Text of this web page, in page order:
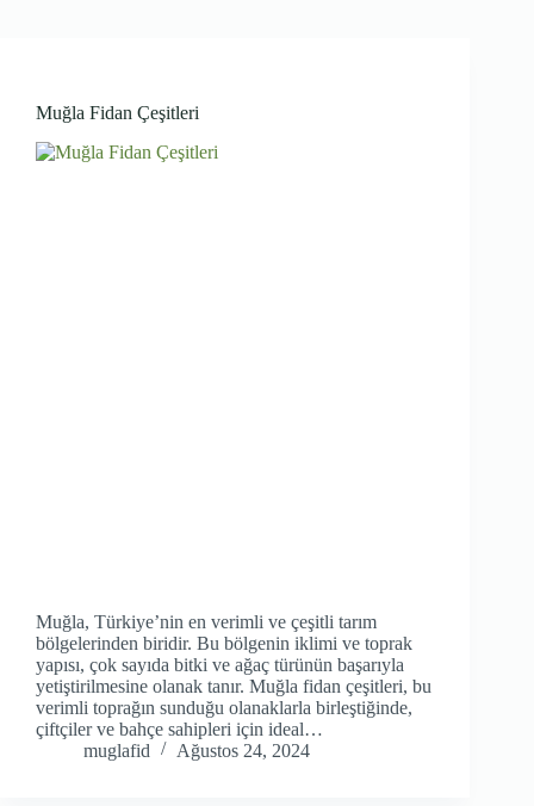
Muğla Fidan Çeşitleri
Muğla, Türkiye’nin en verimli ve çeşitli tarım
bölgelerinden biridir. Bu bölgenin iklimi ve toprak
yapısı, çok sayıda bitki ve ağaç türünün başarıyla
yetiştirilmesine olanak tanır. Muğla fidan çeşitleri, bu
verimli toprağın sunduğu olanaklarla birleştiğinde,
çiftçiler ve bahçe sahipleri için ideal…
muglafid
Ağustos 24, 2024